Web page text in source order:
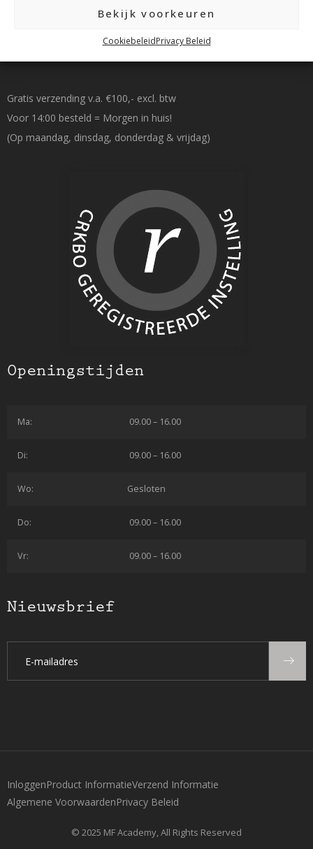
Bekijk voorkeuren
CookiebeleidPrivacy Beleid
Gratis verzending v.a. €100,- excl. btw
Voor 14:00 besteld = Morgen in huis!
(Op maandag, dinsdag, donderdag & vrijdag)
Openingstijden
Ma: 09.00 – 16.00
Di: 09.00 – 16.00
Wo: Gesloten
Do: 09.00 – 16.00
Vr: 09.00 – 16.00
Nieuwsbrief
InloggenProduct InformatieVerzend Informatie
Algemene VoorwaardenPrivacy Beleid
© 2025 MF Academy, All Rights Reserved